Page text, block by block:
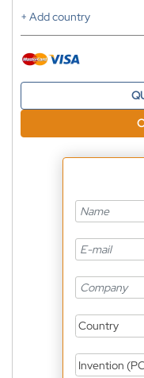
+ Add country
Country
Invention